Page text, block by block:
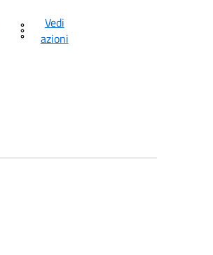
Vedi
azioni